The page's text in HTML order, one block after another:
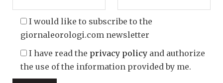
I would like to subscribe to the
giornaleorologi.com newsletter
I have read the privacy policy and authorize
the use of the information provided by me.